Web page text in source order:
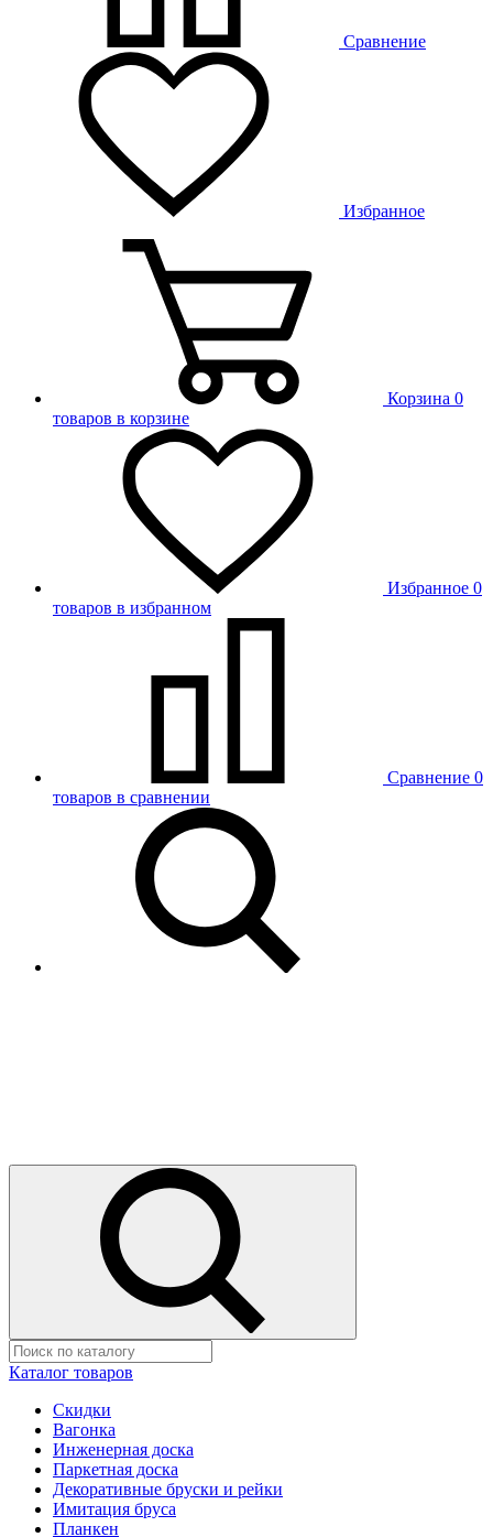
Сравнение
Избранное
Корзина 0
товаров в корзине
Избранное 0
товаров в избранном
Сравнение 0
товаров в сравнении
Каталог товаров
Скидки
Вагонка
Инженерная доска
Паркетная доска
Декоративные бруски и рейки
Имитация бруса
Планкен